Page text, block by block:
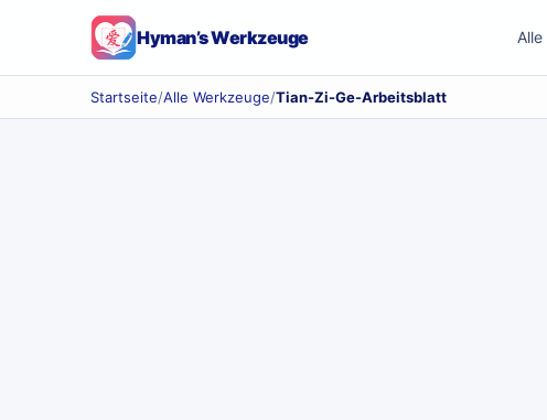
Hyman’s Werkzeuge
Startseite/Alle Werkzeuge/Tian-Zi-Ge-Arbeitsblatt